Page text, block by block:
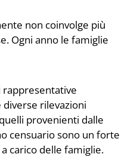
non coinvolge più
Ogni anno le famiglie
diverse rilevazioni
provenienti dalle
censuario sono un forte
carico delle famiglie.